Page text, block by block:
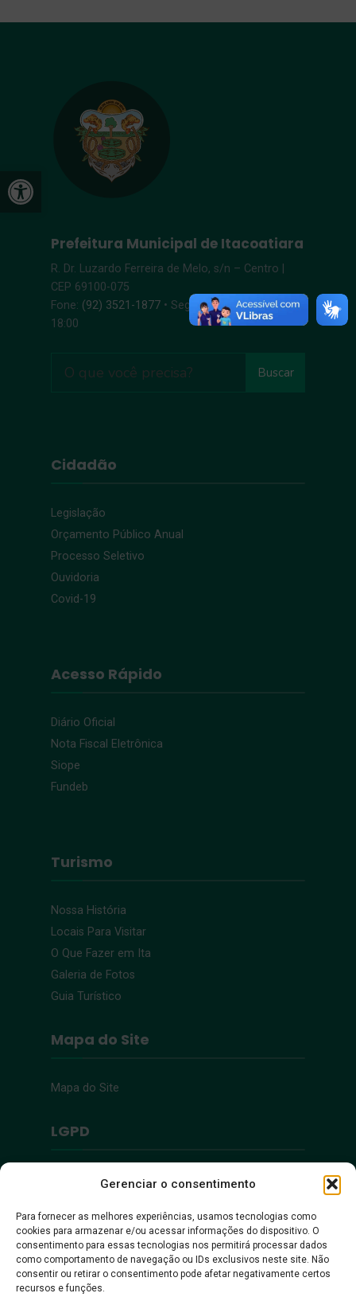
Open toolbar
Gerenciar o consentimento
Para fornecer as melhores experiências, usamos tecnologias como
cookies para armazenar e/ou acessar informações do dispositivo. O
consentimento para essas tecnologias nos permitirá processar dados
como comportamento de navegação ou IDs exclusivos neste site. Não
consentir ou retirar o consentimento pode afetar negativamente certos
recursos e funções.
Prefeitura Municipal de Itacoatiara
R. Dr. Luzardo Ferreira de Melo, s/n – Centro |
CEP 69100-075
Fone: (92) 3521-1877 • Segunda-Sexta, 8:00 –
18:00
Buscar
Cidadão
Legislação
Orçamento Público Anual
Processo Seletivo
Ouvidoria
Covid-19
Acesso Rápido
Diário Oficial
Nota Fiscal Eletrônica
Siope
Fundeb
Turismo
Nossa História
Locais Para Visitar
O Que Fazer em Ita
Galeria de Fotos
Guia Turístico
Mapa do Site
Mapa do Site
LGPD
Política de Privacidade
Acessibilidade
Acessibilidade